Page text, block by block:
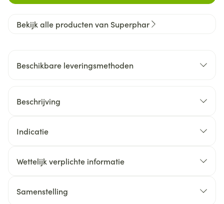
Bekijk alle producten van Superphar
Beschikbare leveringsmethoden
Beschrijving
Indicatie
Wettelijk verplichte informatie
Samenstelling